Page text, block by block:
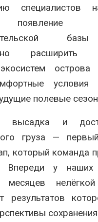
специалистов
расширить
полевые
высадка и
груза —
который команда
Впереди у наших
месяцев
результатов